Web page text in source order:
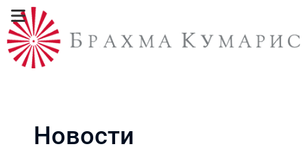
Новости